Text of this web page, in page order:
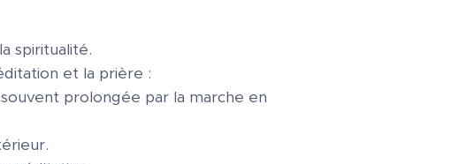
spiritualité.
et la prière :
prolongée par la marche en